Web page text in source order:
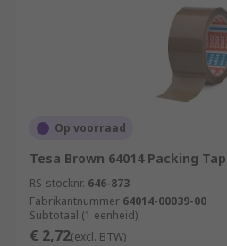
Op voorraad
Tesa Brown 64014 Packing
RS-stocknr. 646-873
Fabrikantnummer 64014-00039-00
Subtotaal (1 eenheid)
€ 2,72(excl. BTW)